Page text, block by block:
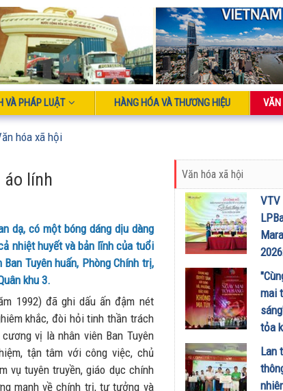
VÀ PHÁP LUẬT HÀNG HÓA VÀ THƯƠNG HIỆU VĂN
hóa xã hội
áo lính
dạ, có một bóng dáng dịu dàng
nhiệt huyết và bản lĩnh của tuổi
Tuyên huấn, Phòng Chính trị,
khu 3.
1992) đã ghi dấu ấn đậm nét
khắc, đòi hỏi tinh thần trách
vị là nhân viên Ban Tuyên
tận tâm với công việc, chủ
vụ tuyên truyền, giáo dục chính
mạnh về chính trị, tư tưởng và
Văn hóa xã hội
VTV
miền
sản,
tỏa
xanh
31/07/
mai
tỏa
vọng
đồng
Lan